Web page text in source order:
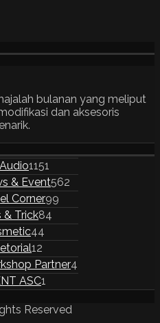
bulanan yang meliput
dan aksesoris
1151
& Event562
Corner99
& Trick84
44
12
Partner4
ASC1
Reserved